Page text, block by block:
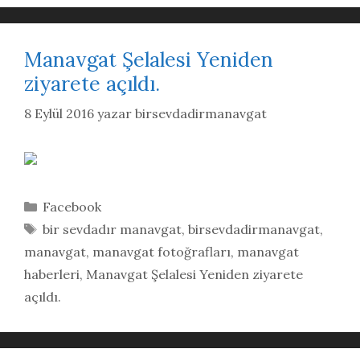
Manavgat Şelalesi Yeniden
ziyarete açıldı.
8 Eylül 2016 yazar birsevdadirmanavgat
Kategoriler
Facebook
Etiketler
bir sevdadır manavgat, birsevdadirmanavgat,
manavgat, manavgat fotoğrafları, manavgat
haberleri, Manavgat Şelalesi Yeniden ziyarete
açıldı.